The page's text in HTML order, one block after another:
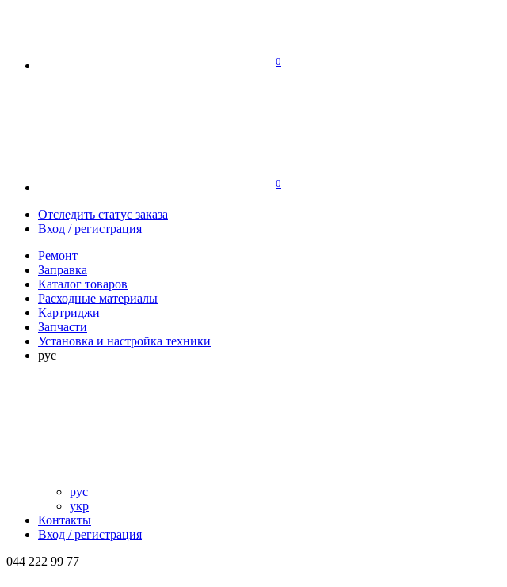
0
0
Отследить статус заказа
Вход / регистрация
Ремонт
Заправка
Каталог товаров
Расходные материалы
Картриджи
Запчасти
Установка и настройка техники
рус
рус
укр
Контакты
Вход / регистрация
044 222 99 77